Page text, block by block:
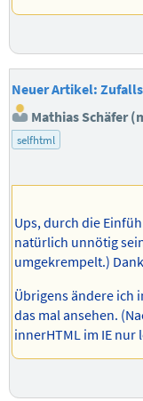
Neuer Artikel:
Mathias Schäfer
selfhtml
Ups, durch die
natürlich unnötig
umgekrempelt.)
Übrigens ändere ich
das mal ansehen.
innerHTML im IE nur